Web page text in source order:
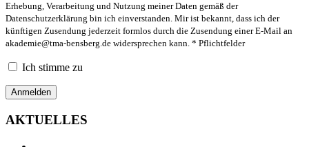
Erhebung, Verarbeitung und Nutzung meiner Daten gemäß der
Datenschutzerklärung bin ich einverstanden. Mir ist bekannt, dass ich der
künftigen Zusendung jederzeit formlos durch die Zusendung einer E-Mail an
akademie@tma-bensberg.de widersprechen kann. * Pflichtfelder
Ich stimme zu
AKTUELLES